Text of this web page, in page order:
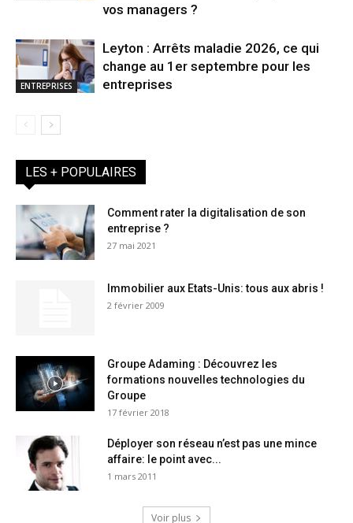
vos managers ?
ENTREPRISES
Leyton : Arrêts maladie 2026, ce qui
change au 1er septembre pour les
entreprises
LES + POPULAIRES
Comment rater la digitalisation de son
entreprise ?
27 mai 2021
Immobilier aux Etats-Unis: tous aux abris !
2 février 2009
Groupe Adaming : Découvrez les
formations nouvelles technologies du
Groupe
17 février 2018
Déployer son réseau n’est pas une mince
affaire: le point avec...
1 mars 2011
Voir plus